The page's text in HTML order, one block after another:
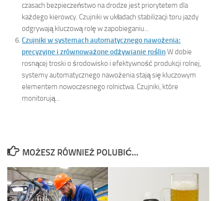
czasach bezpieczeństwo na drodze jest priorytetem dla
każdego kierowcy. Czujniki w układach stabilizacji toru jazdy
odgrywają kluczową rolę w zapobieganiu...
Czujniki w systemach automatycznego nawożenia:
precyzyjne i zrównoważone odżywianie roślinW dobie
rosnącej troski o środowisko i efektywność produkcji rolnej,
systemy automatycznego nawożenia stają się kluczowym
elementem nowoczesnego rolnictwa. Czujniki, które
monitorują...
MOŻESZ RÓWNIEŻ POLUBIĆ…